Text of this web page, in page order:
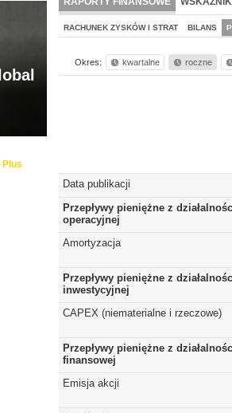
RACHUNEK ZYSKÓW I STRAT BILANS
Okres: kwartalne roczne
Data publikacji
Przepływy pieniężne z
operacyjnej
Amortyzacja
Przepływy pieniężne z
inwestycyjnej
CAPEX (niematerialne i rzeczowe)
Przepływy pieniężne z
finansowej
Emisja akcji
Plus